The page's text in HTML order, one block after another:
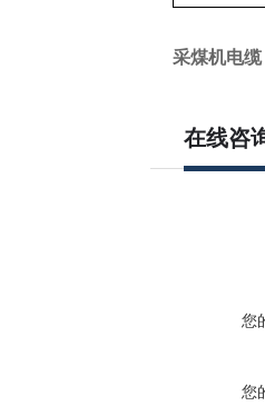
采煤机电
在线咨
您
您